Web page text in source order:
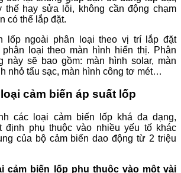
thế hay sửa lỗi, không cần động chạm
có thể lắp đặt.
lốp ngoài phân loại theo vị trí lắp đặt
loại theo màn hình hiển thị. Phân
này sẽ bao gồm: màn hình solar, màn
nhỏ tẩu sạc, màn hình công tơ mét…
cảm biến áp suất lốp
các loại cảm biến lốp khá đa dạng,
định phụ thuộc vào nhiều yếu tố khác
của bộ cảm biến dao động từ 2 triệu
cảm biến lốp phụ thuộc vào một vài